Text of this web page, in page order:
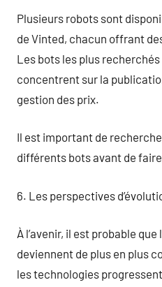
Plusieurs robots sont
de Vinted, chacun offrant
Les bots les plus
concentrent sur la
gestion des prix.
Il est important de
différents bots avant de
6. Les perspectives
À l’avenir, il est probable
deviennent de plus en plus
les technologies